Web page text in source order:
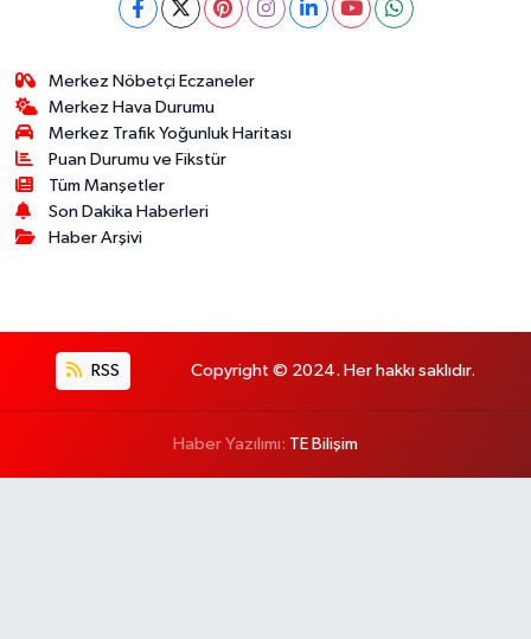
Merkez Nöbetçi Eczaneler
Merkez Hava Durumu
Merkez Trafik Yoğunluk Haritası
Puan Durumu ve Fikstür
Tüm Manşetler
Son Dakika Haberleri
Haber Arşivi
RSS Copyright © 2024. Her hakkı saklıdır.
Haber Yazılımı: TE Bilişim